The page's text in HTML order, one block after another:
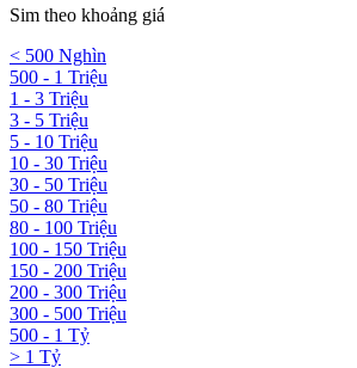
Sim theo khoảng giá
< 500 Nghìn
500 - 1 Triệu
1 - 3 Triệu
3 - 5 Triệu
5 - 10 Triệu
10 - 30 Triệu
30 - 50 Triệu
50 - 80 Triệu
80 - 100 Triệu
100 - 150 Triệu
150 - 200 Triệu
200 - 300 Triệu
300 - 500 Triệu
500 - 1 Tỷ
> 1 Tỷ